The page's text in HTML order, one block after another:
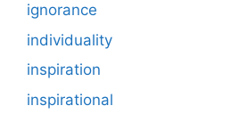
ignorance
individuality
inspiration
inspirational